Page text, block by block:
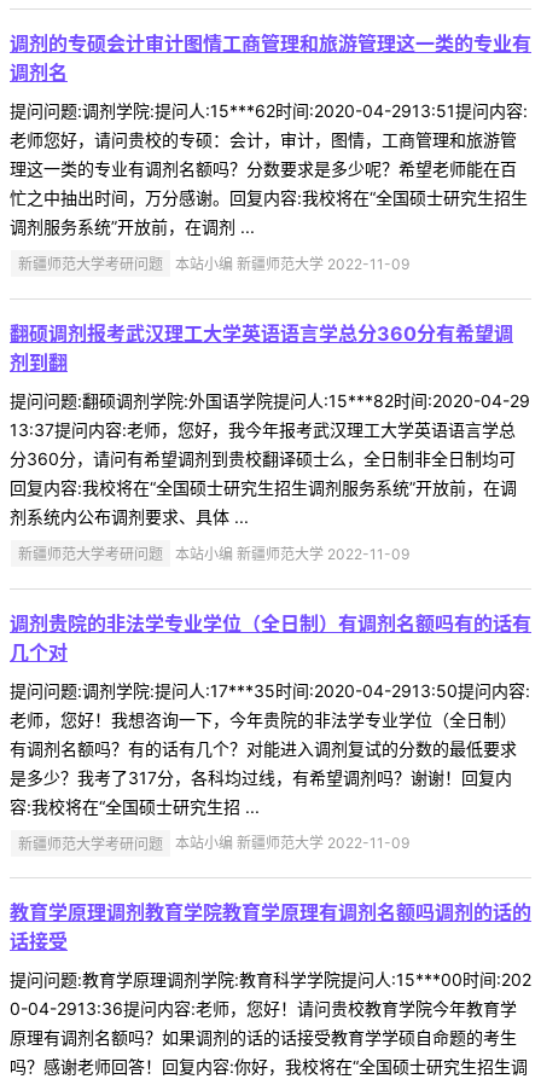
调剂的专硕会计审计图情工商管理和旅游管理这一类的专业有
调剂名
提问问题:调剂学院:提问人:15***62时间:2020-04-2913:51提问内容:
老师您好，请问贵校的专硕：会计，审计，图情，工商管理和旅游管
理这一类的专业有调剂名额吗？分数要求是多少呢？希望老师能在百
忙之中抽出时间，万分感谢。回复内容:我校将在“全国硕士研究生招生
调剂服务系统”开放前，在调剂 ...
新疆师范大学考研问题 本站小编 新疆师范大学 2022-11-09
翻硕调剂报考武汉理工大学英语语言学总分360分有希望调
剂到翻
提问问题:翻硕调剂学院:外国语学院提问人:15***82时间:2020-04-29
13:37提问内容:老师，您好，我今年报考武汉理工大学英语语言学总
分360分，请问有希望调剂到贵校翻译硕士么，全日制非全日制均可
回复内容:我校将在“全国硕士研究生招生调剂服务系统”开放前，在调
剂系统内公布调剂要求、具体 ...
新疆师范大学考研问题 本站小编 新疆师范大学 2022-11-09
调剂贵院的非法学专业学位（全日制）有调剂名额吗有的话有
几个对
提问问题:调剂学院:提问人:17***35时间:2020-04-2913:50提问内容:
老师，您好！我想咨询一下，今年贵院的非法学专业学位（全日制）
有调剂名额吗？有的话有几个？对能进入调剂复试的分数的最低要求
是多少？我考了317分，各科均过线，有希望调剂吗？谢谢！回复内
容:我校将在“全国硕士研究生招 ...
新疆师范大学考研问题 本站小编 新疆师范大学 2022-11-09
教育学原理调剂教育学院教育学原理有调剂名额吗调剂的话的
话接受
提问问题:教育学原理调剂学院:教育科学学院提问人:15***00时间:202
0-04-2913:36提问内容:老师，您好！请问贵校教育学院今年教育学
原理有调剂名额吗？如果调剂的话的话接受教育学学硕自命题的考生
吗？感谢老师回答！回复内容:你好，我校将在“全国硕士研究生招生调